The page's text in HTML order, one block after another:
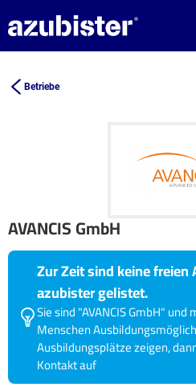
Betriebe
AVANCIS GmbH
Zur Zeit sind keine
azubister gelistet.
Sie sind "AVANCIS GmbH"
Menschen
Ausbildungsplätze zeigen,
Kontakt auf